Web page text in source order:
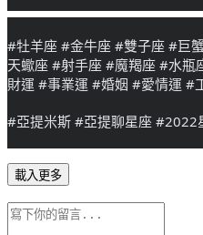
#牡羊座 #金牛座 #雙子座 #巨
天蠍座 #射手座 #魔羯座 #水瓶
財運 #事業運 #婚姻 #愛情運 #
#亞提米斯 #亞提聊星座 #2022
載入更多